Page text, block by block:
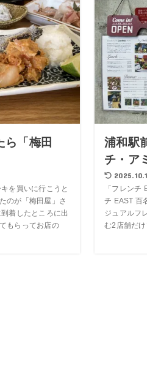
ら「梅田
を買いに行こうと
のが「梅田屋」さ
着したところに出
もらってお店の
浦和駅
チ・ア
「フレンチ
チ EAST 百
ジュアルフ
む2店舗だけ